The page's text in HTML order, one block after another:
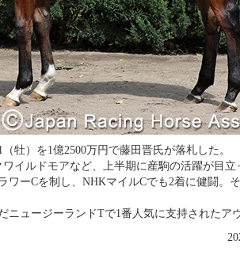
牡）を1億2500万円で藤田晋氏が落札した。
イルドモアなど、上半期に産駒の活躍が目立
ワーCを制し、NHKマイルCでも2着に健闘。
ニュージーランドTで1番人気に支持されたア